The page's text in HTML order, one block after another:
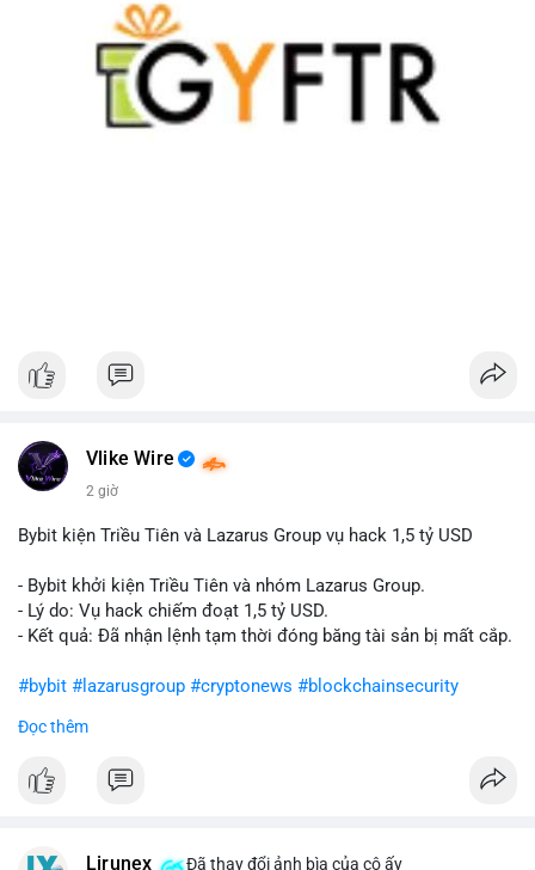
Vlike Wire
2 giờ
Bybit kiện Triều Tiên và Lazarus Group vụ hack 1,5 tỷ USD
- Bybit khởi kiện Triều Tiên và nhóm Lazarus Group.
- Lý do: Vụ hack chiếm đoạt 1,5 tỷ USD.
- Kết quả: Đã nhận lệnh tạm thời đóng băng tài sản bị mất cắp.
#bybit #lazarusgroup #cryptonews #blockchainsecurity
$btc $eth
#vlikevn #titanbot
Đọc thêm
Lirunex Đã thay đổi ảnh bìa của cô ấy